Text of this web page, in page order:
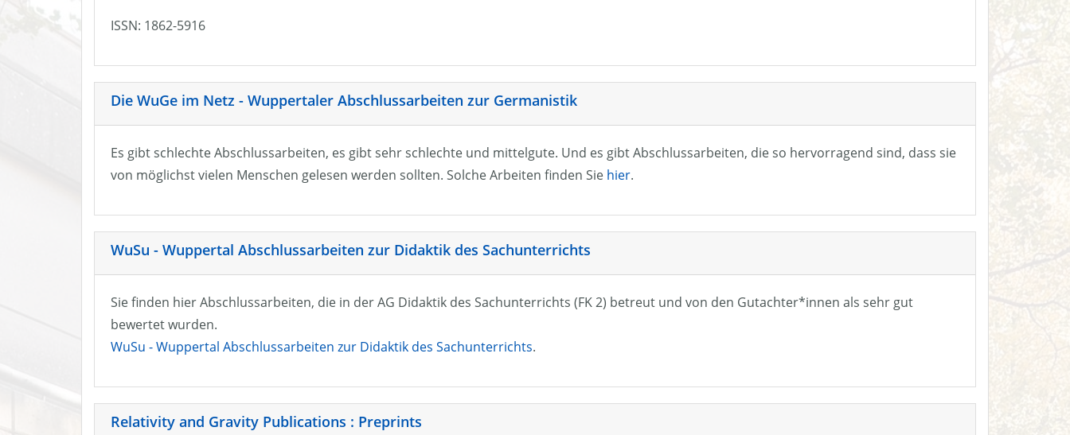
ISSN: 1862-5916
Die WuGe im Netz - Wuppertaler Abschlussarbeiten zur Germanistik
Es gibt schlechte Abschlussarbeiten, es gibt sehr schlechte und mittelgute. Und es gibt Abschlussarbeiten, die so hervorragend sind, dass sie
von möglichst vielen Menschen gelesen werden sollten. Solche Arbeiten finden Sie hier.
WuSu - Wuppertal Abschlussarbeiten zur Didaktik des Sachunterrichts
Sie finden hier Abschlussarbeiten, die in der AG Didaktik des Sachunterrichts (FK 2) betreut und von den Gutachter*innen als sehr gut
bewertet wurden.
WuSu - Wuppertal Abschlussarbeiten zur Didaktik des Sachunterrichts.
Relativity and Gravity Publications : Preprints